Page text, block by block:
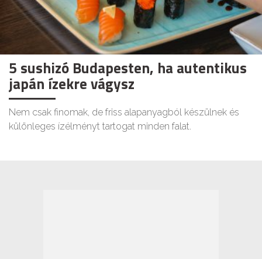
5 sushizó Budapesten, ha autentikus
japán ízekre vágysz
Nem csak finomak, de friss alapanyagból készülnek és
különleges ízélményt tartogat minden falat.